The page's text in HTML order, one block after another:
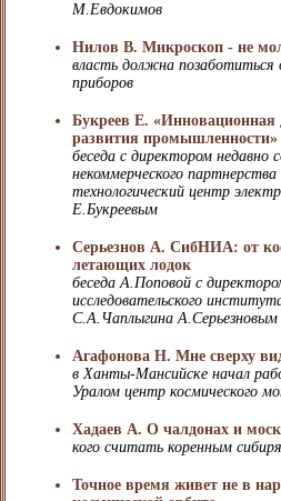
М.Евдокимов
Нилов В. Микроскоп - не
власть должна позаботиться
приборов
Букреев Е. «Инновационная
развития промышленности»
беседа с директором недавно
некоммерческого
технологический центр
Е.Букреевым
Серьезнов А. СибНИА: от
летающих лодок
беседа А.Поповой с
исследовательского
С.А.Чаплыгина А.Серьезновым
Агафонова Н. Мне сверху
в Ханты-Мансийске начал
Уралом центр космического
Хадаев А. О чалдонах и
кого считать коренным
Точное время живет не в